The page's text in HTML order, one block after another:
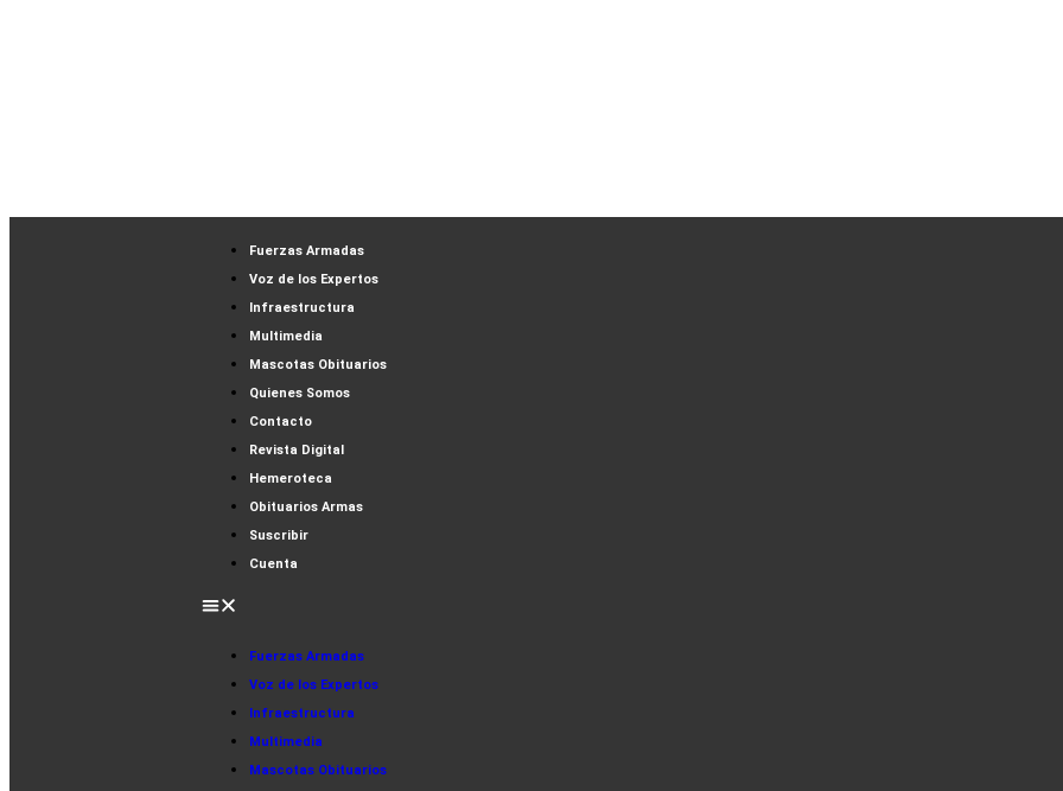
Fuerzas Armadas
Voz de los Expertos
Infraestructura
Multimedia
Mascotas Obituarios
Quienes Somos
Contacto
Revista Digital
Hemeroteca
Obituarios Armas
Suscribir
Cuenta
Fuerzas Armadas
Voz de los Expertos
Infraestructura
Multimedia
Mascotas Obituarios